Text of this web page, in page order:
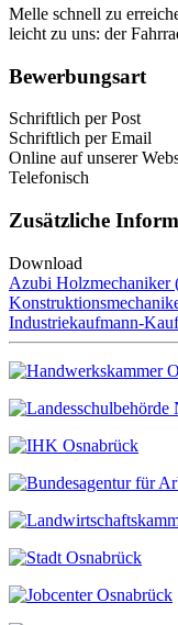
Melle schnell zu
leicht zu uns: der
Bewerbungsart
Schriftlich per Post
Schriftlich per Email
Online auf unserer
Telefonisch
Zusätzliche
Download
File
Azubi
File
File
Industriekaufmann-